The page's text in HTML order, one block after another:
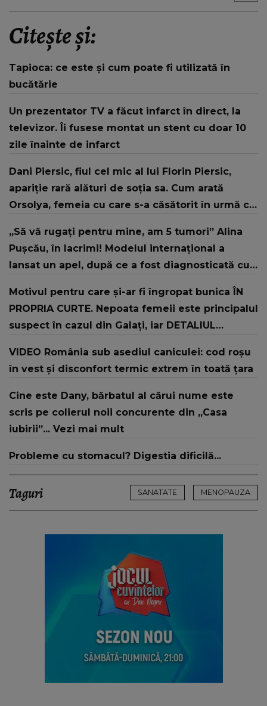
Citește și:
Tapioca: ce este și cum poate fi utilizată în
bucătărie
Un prezentator TV a făcut infarct în direct, la
televizor. Îi fusese montat un stent cu doar 10
zile înainte de infarct
Dani Piersic, fiul cel mic al lui Florin Piersic,
apariție rară alături de soția sa. Cum arată
Orsolya, femeia cu care s-a căsătorit în urmă cu
„Să vă rugați pentru mine, am 5 tumori” Alina
Pușcău, în lacrimi! Modelul internațional a
lansat un apel, după ce a fost diagnosticată cu
Motivul pentru care și-ar fi îngropat bunica ÎN
PROPRIA CURTE. Nepoata femeii este principalul
suspect în cazul din Galați, iar DETALIUL
VIDEO România sub asediul caniculei: cod roșu
în vest și disconfort termic extrem în toată țara
Cine este Dany, bărbatul al cărui nume este
scris pe colierul noii concurente din „Casa
iubirii”... Vezi mai mult
Probleme cu stomacul? Digestia dificilă...
Taguri SANATATE MENOPAUZA